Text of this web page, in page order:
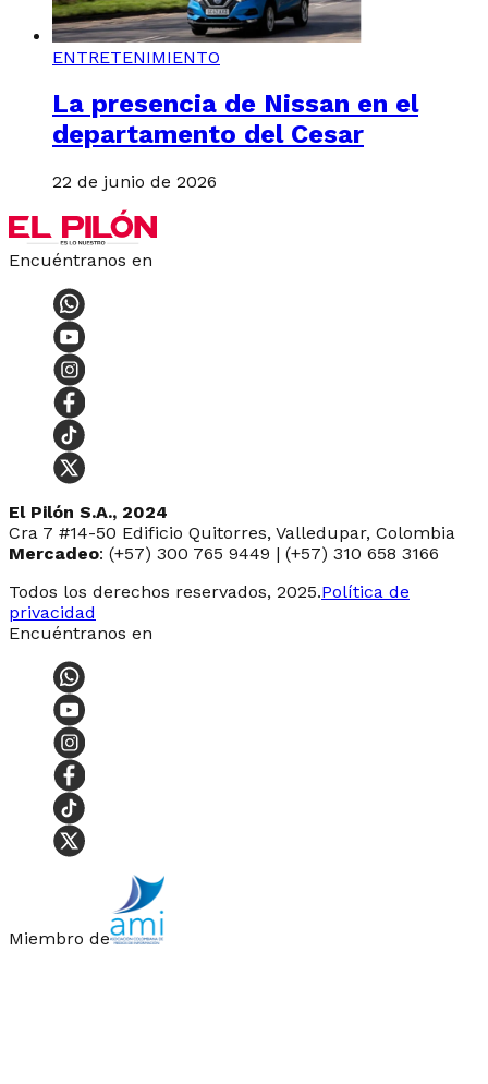
ENTRETENIMIENTO
La presencia de Nissan en el
departamento del Cesar
22 de junio de 2026
Encuéntranos en
El Pilón S.A., 2024
Cra 7 #14-50 Edificio Quitorres, Valledupar, Colombia
Mercadeo: (+57) 300 765 9449 | (+57) 310 658 3166
Todos los derechos reservados, 2025.Política de
privacidad
Encuéntranos en
Miembro de